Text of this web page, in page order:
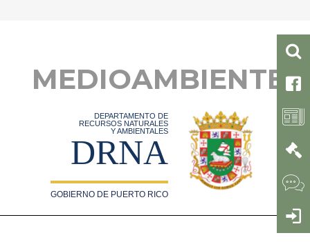
MEDIOAMBIENTE
DEPARTAMENTO DE
RECURSOS NATURALES
Y AMBIENTALES
DRNA
GOBIERNO DE PUERTO RICO